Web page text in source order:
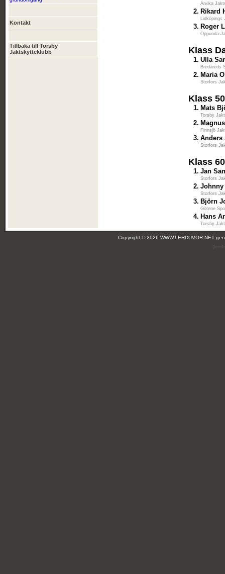
Kontakt
Tillbaka till Torsby
Jaktskytteklubb
Arvika
2. Rikard
Lidköpings
3. Roger
Oppunda
Klass
1. Ulla
Bredareds
2. Maria
Storfors
Klass
1. Mats
Torsby
2.
Finnsjö
3. Anders
Storfors
Klass
1. Jan
Storfors
2.
Storfors
3. Björn
Götene
4. Hans
Torsby
Copyright © 2026 WWW.LERDUVOR.NET